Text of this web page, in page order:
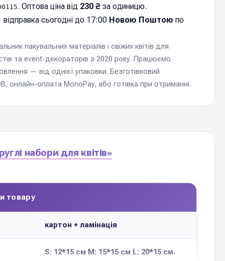
. Оптова ціна від 230 ₴ за одиницю.
cьогодні до 17:00 Новою Поштою по
пакувальних матеріалів і свіжих квітів для
та event-декораторів з 2020 року. Працюємо
— від однієї упаковки. Безготівковий
онлайн-оплата MonoPay, або готівка при отриманні.
набори для квітів»
товару
картон + ламінація
S: 12*15 см M: 15*15 см L: 20*15 см.